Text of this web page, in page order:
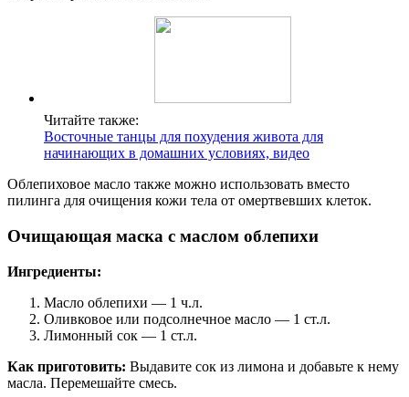
Читайте также:
Восточные танцы для похудения живота для
начинающих в домашних условиях, видео
Облепиховое масло также можно использовать вместо
пилинга для очищения кожи тела от омертвевших клеток.
Очищающая маска с маслом облепихи
Ингредиенты:
Масло облепихи — 1 ч.л.
Оливковое или подсолнечное масло — 1 ст.л.
Лимонный сок — 1 ст.л.
Как приготовить: Выдавите сок из лимона и добавьте к нему
масла. Перемешайте смесь.